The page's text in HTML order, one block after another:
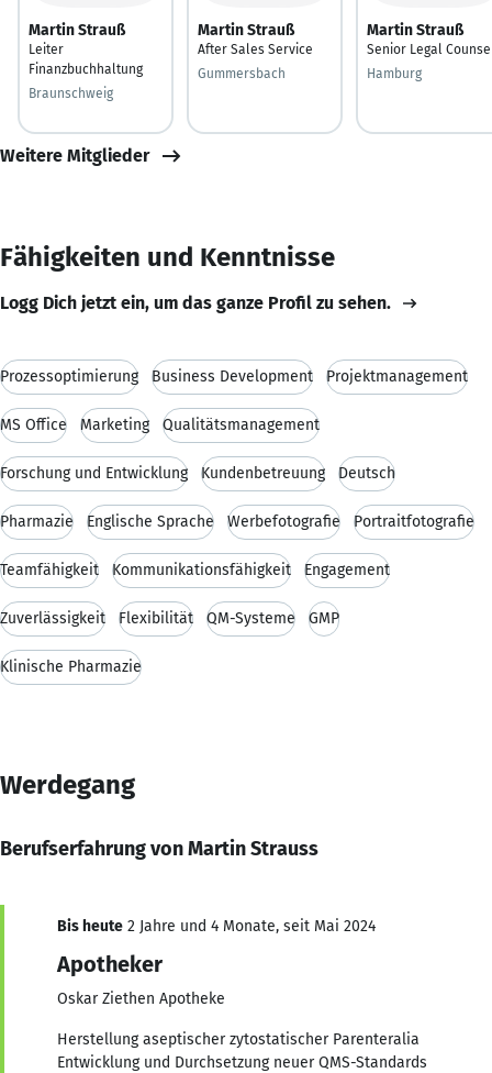
Martin Strauß
Leiter
Finanzbuchhaltung
Braunschweig
Martin Strauß
After Sales Service
Gummersbach
Martin Strauß
Senior Legal
Hamburg
Weitere Mitglieder
Fähigkeiten und Kenntnisse
Logg Dich jetzt ein, um das ganze Profil zu sehen.
Prozessoptimierung Business Development Projektmanagement
MS Office Marketing Qualitätsmanagement
Forschung und Entwicklung Kundenbetreuung Deutsch
Pharmazie Englische Sprache Werbefotografie Portraitfotografie
Teamfähigkeit Kommunikationsfähigkeit Engagement
Zuverlässigkeit Flexibilität QM-Systeme GMP
Klinische Pharmazie
Werdegang
Berufserfahrung von Martin Strauss
Bis heute 2 Jahre und 4 Monate, seit Mai 2024
Apotheker
Oskar Ziethen Apotheke
Herstellung aseptischer zytostatischer Parenteralia
Entwicklung und Durchsetzung neuer QMS-Standards